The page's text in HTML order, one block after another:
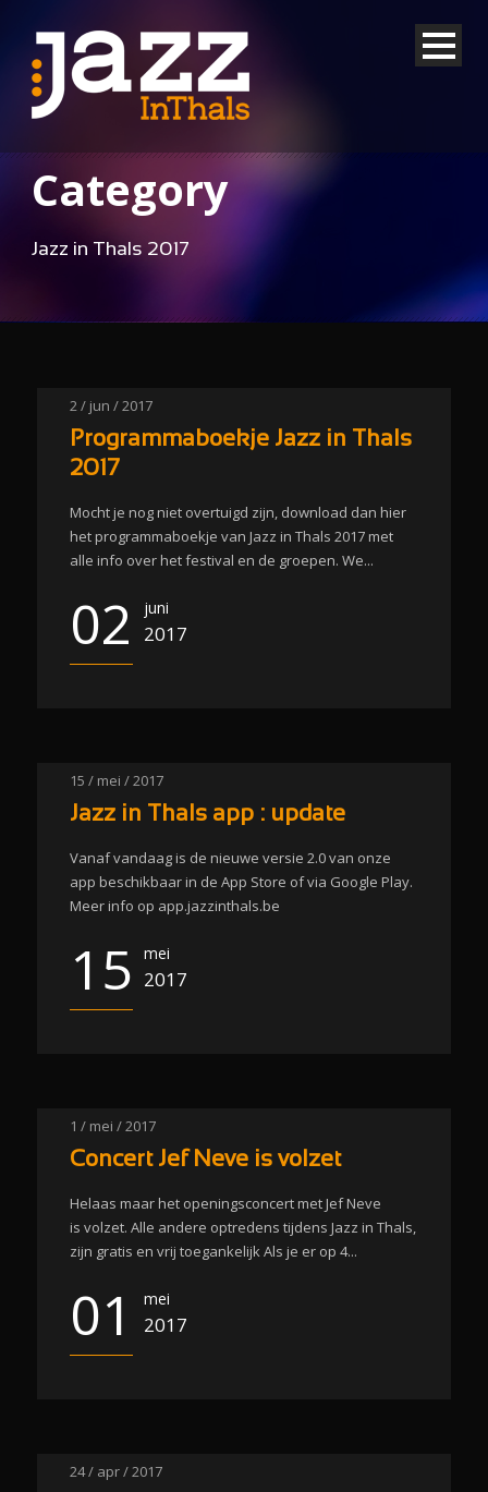
Category
Jazz in Thals 2017
2 / jun / 2017
Programmaboekje Jazz in Thals
2017
Mocht je nog niet overtuigd zijn, download dan hier
het programmaboekje van Jazz in Thals 2017 met
alle info over het festival en de groepen. We...
02 juni
2017
15 / mei / 2017
Jazz in Thals app : update
Vanaf vandaag is de nieuwe versie 2.0 van onze
app beschikbaar in de App Store of via Google Play.
Meer info op app.jazzinthals.be
15 mei
2017
1 / mei / 2017
Concert Jef Neve is volzet
Helaas maar het openingsconcert met Jef Neve
is volzet. Alle andere optredens tijdens Jazz in Thals,
zijn gratis en vrij toegankelijk Als je er op 4...
01 mei
2017
24 / apr / 2017